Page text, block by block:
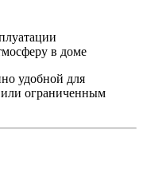
в доме
удобной для
ограниченным